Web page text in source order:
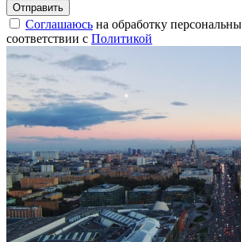
Соглашаюсь на обработку
соответствии с Политикой